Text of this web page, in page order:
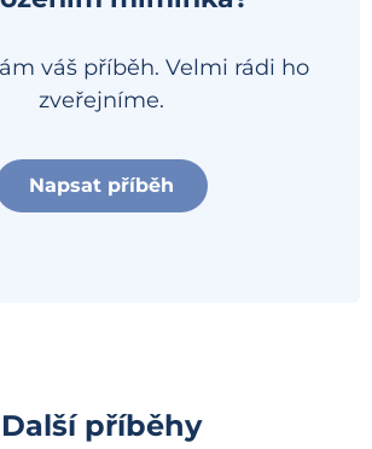
váš příběh. Velmi rádi ho
zveřejníme.
Napsat příběh
Další příběhy